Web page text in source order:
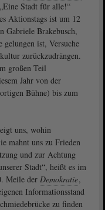
Stadt für alle!“
Aktionstags ist um 12
Gabriele Brakebusch,
gelungen ist, Versuche
zurückzudrängen.
großen Teil
Jahr von der
Bühne) bis zum
uns, wohin
mahnt uns zu Frieden
und zur Achtung
Stadt“, heißt es im
Meile der Demokratie,
Informationsstand
zu finden